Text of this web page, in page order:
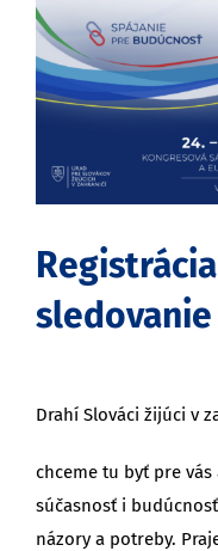
obrázok
Drahí Slováci žijúci v
chceme tu byť pre
súčasnosť i
názory a potreby.